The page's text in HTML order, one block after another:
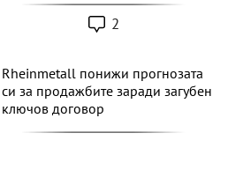
2
Rheinmetall понижи прогнозата
си за продажбите заради загубен
ключов договор